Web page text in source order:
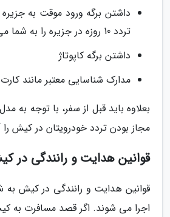
داشتن برگه ورود موقت به
تردد 10 روزه در جزیره را به شما می دهد.
داشتن برگه کاپوتاژ
مدارک شناسایی معتبر مانند
بعلاوه باید قبل از سفر، با توجه به
مجاز بودن تردد خودرویتان در کیش را
قوانین هدایت و رانندگی در
قوانین هدایت و رانندگی در کیش
اجرا می شوند. اگر قصد مسافرت